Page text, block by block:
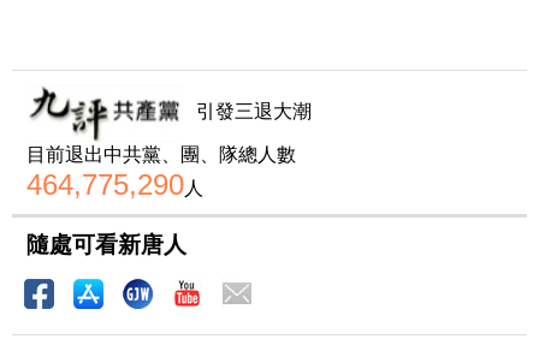
引發三退大潮
目前退出中共黨、團、隊總人數
464,775,290人
隨處可看新唐人